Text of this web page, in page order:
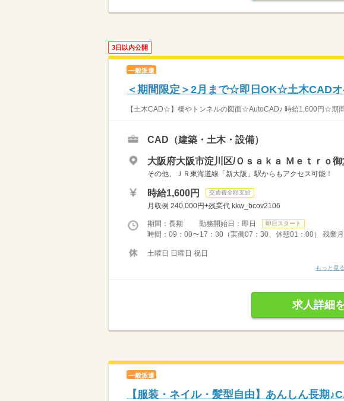
3日以内公開
一般派遣
＜期間限定＞2月まで☆即日OK☆土木CAD
【土木CAD☆】橋やトンネルの図面☆AutoCAD♪ 時給1,600円☆期
CAD（建築・土木・設備）
大阪府大阪市淀川区/Ｏｓａｋａ Ｍｅｔｒｏ御
その他、ＪＲ東海道線「新大阪」駅からもアクセス可能！
時給1,600円 交通費全額支給
月収例 240,000円+残業代 kkw_bcov2106
期間：長期 勤務開始日：即日 即日スタート
時間：09：00〜17：30（実働07：30、休憩01：00） 残業
土曜日 日曜日 祝日
もっと見る
求人詳細
一般派遣
【服装・ネイル・髪型自由】あんしん長期